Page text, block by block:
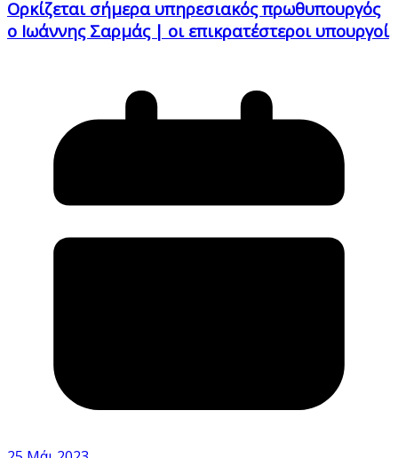
Ορκίζεται σήμερα υπηρεσιακός πρωθυπουργός
ο Ιωάννης Σαρμάς | οι επικρατέστεροι υπουργοί